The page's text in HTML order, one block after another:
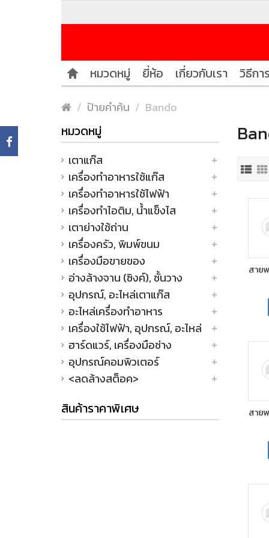
หมวดหมู่ ยี่ห้อ เกี่ยวกับเรา วิธีกา
ป้ายคำค้น Bando
หมวดหมู่
เตาแก๊ส
เครื่องทำอาหารใช้แก๊ส
เครื่องทำอาหารใช้ไฟฟ้า
เครื่องทำไอติม, น้ำแข็งไส
เตาย่างใช้ถ่าน
เครื่องครัว, พิมพ์ขนม
เครื่องมือขายของ
อ่างล้างจาน (ซิงค์), ชั้นวาง
อุปกรณ์, อะไหล่เตาแก๊ส
อะไหล่เครื่องทำอาหาร
เครื่องใช้ไฟฟ้า, อุปกรณ์, อะไหล่
ฮาร์ดแวร์, เครื่องมือช่าง
อุปกรณ์คอมพิวเตอร์
<ลดล้างสต็อค>
สินค้าราคาพิเศษ
สาย
สาย